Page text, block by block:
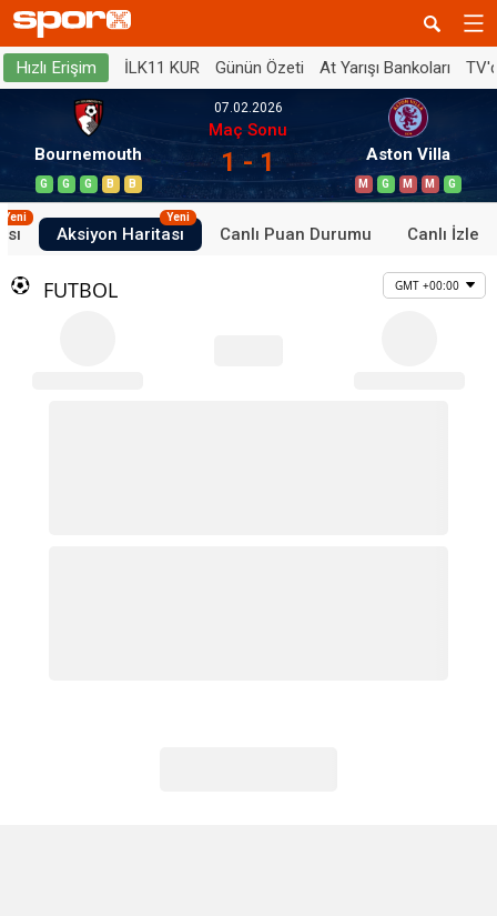
Hızlı Erişim İLK11 KUR Günün Özeti At Yarışı Bankoları
Bournemouth
G G G B B
07.02.2026
Maç Sonu
1 - 1 Aston Villa
M G M M G
Yeni
Aksiyon Haritası
Yeni
Canlı Puan Durumu Canlı İzle
FUTBOL GMT +00:00